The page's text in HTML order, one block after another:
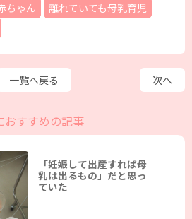
ちゃん
離れていても母乳育児
一覧へ戻る 次へ
おすすめの記事
「妊娠して出産すれば母
乳は出るもの」だと思っ
ていた